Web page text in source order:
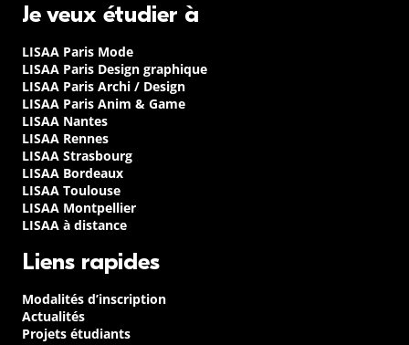
Je veux étudier à
LISAA Paris Mode
LISAA Paris Design graphique
LISAA Paris Archi / Design
LISAA Paris Anim & Game
LISAA Nantes
LISAA Rennes
LISAA Strasbourg
LISAA Bordeaux
LISAA Toulouse
LISAA Montpellier
LISAA à distance
Liens rapides
Modalités d’inscription
Actualités
Projets étudiants